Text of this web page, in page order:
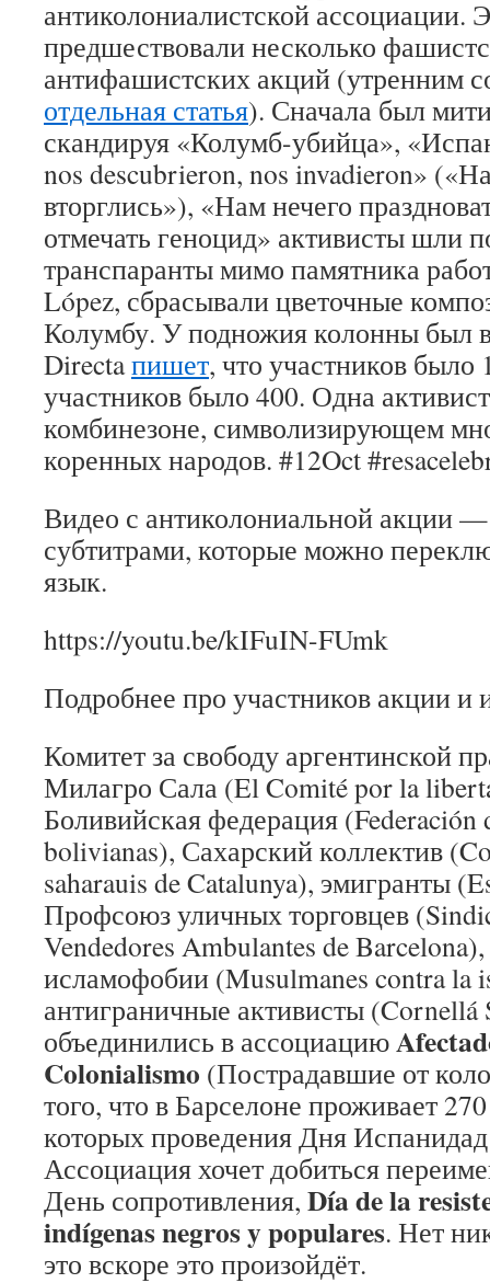
антиколониалистской ассоциации.
предшествовали несколько
антифашистских акций (утренним
отдельная статья). Сначала был
скандируя «Колумб-убийца»,
nos descubrieron, nos invadieron»
вторглись»), «Нам нечего
отмечать геноцид» активисты шли
транспаранты мимо памятника
López, сбрасывали цветочные
Колумбу. У подножия колонны был
Directaпишет, что участников
участников было 400. Одна
комбинезоне, символизирующем
коренных народов. #12Oct
Видео с антиколониальной акции
субтитрами, которые можно
язык.
https://youtu.be/kIFuIN-FUmk
Подробнее про участников акции и
Комитет за свободу аргентинской
Милагро Сала (El Comité por la
Боливийская федерация (Federación
bolivianas), Сахарский коллектив
saharauis de Catalunya), эмигранты
Профсоюз уличных торговцев
Vendedores Ambulantes de
исламофобии (Musulmanes contra la
антиграничные активисты (Cornellá
объединились в ассоциацию
Colonialismo (Пострадавшие от
того, что в Барселоне проживает
которых проведения Дня
Ассоциация хочет добиться
День сопротивления, Día de la
indígenas negros y populares. Нет
это вскоре это произойдёт.